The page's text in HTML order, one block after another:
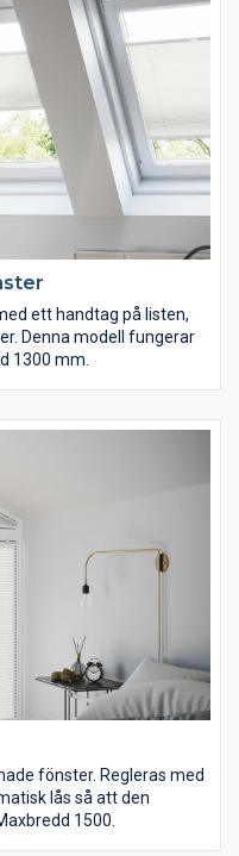
ett handtag på listen,
Denna modell fungerar
1300 mm.
fönster. Regleras med
lås så att den
1500.